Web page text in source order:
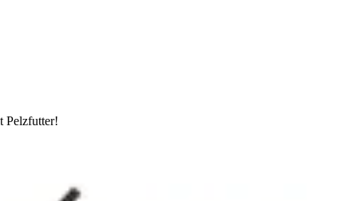
Pelzfutter!